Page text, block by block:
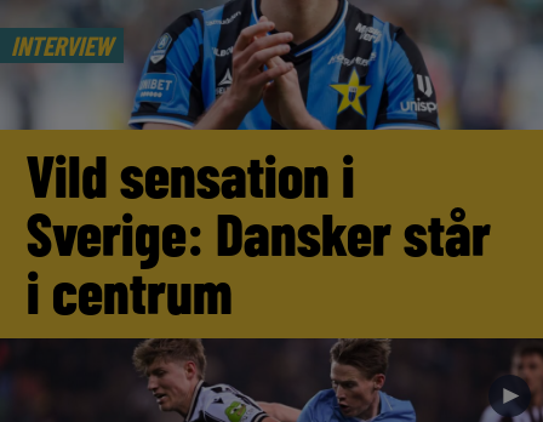
INTERVIEW
Vild sensation i
Sverige: Dansker står
i centrum
►